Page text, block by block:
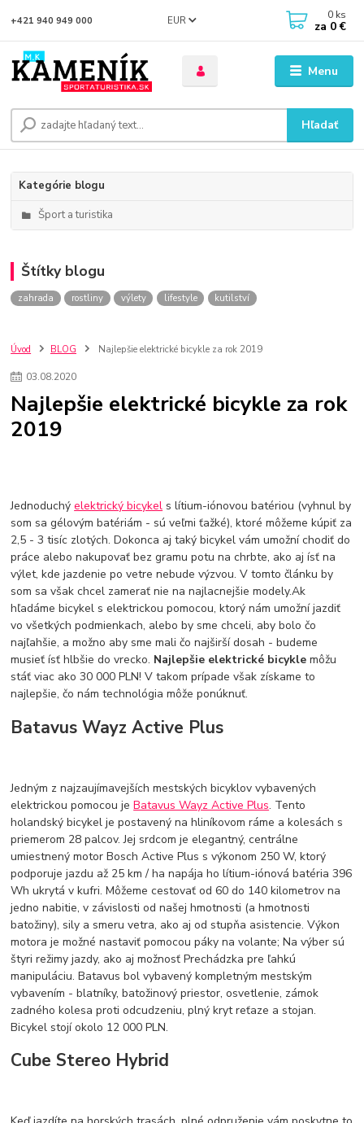
Menu
EUR
Hľadať
+421 940 949 000 0 ks
za 0 €
Kategórie blogu
Šport a turistika
Štítky blogu
zahrada rostliny výlety lifestyle kutilství
Úvod BLOG Najlepšie elektrické bicykle za rok 2019
03.08.2020
Najlepšie elektrické bicykle za rok
2019
Jednoduchýelektrický bicykel s lítium-iónovou batériou (vyhnul by
som sa gélovým batériám - sú veľmi ťažké), ktoré môžeme kúpiť za
2,5 - 3 tisíc zlotých. Dokonca aj taký bicykel vám umožní chodiť do
práce alebo nakupovať bez gramu potu na chrbte, ako aj ísť na
výlet, kde jazdenie po vetre nebude výzvou. V tomto článku by
som sa však chcel zamerať nie na najlacnejšie modely.Ak
hľadáme bicykel s elektrickou pomocou, ktorý nám umožní jazdiť
vo všetkých podmienkach, alebo by sme chceli, aby bolo čo
najľahšie, a možno aby sme mali čo najširší dosah - budeme
musieť ísť hlbšie do vrecko. Najlepšie elektrické bicyklemôžu
stáť viac ako 30 000 PLN! V takom prípade však získame to
najlepšie, čo nám technológia môže ponúknuť.
Batavus Wayz Active Plus
Jedným z najzaujímavejších mestských bicyklov vybavených
elektrickou pomocou jeBatavus Wayz Active Plus. Tento
holandský bicykel je postavený na hliníkovom ráme a kolesách s
priemerom 28 palcov. Jej srdcom je elegantný, centrálne
umiestnený motor Bosch Active Plus s výkonom 250 W, ktorý
podporuje jazdu až 25 km / ha napája ho lítium-iónová batéria 396
Wh ukrytá v kufri. Môžeme cestovať od 60 do 140 kilometrov na
jedno nabitie, v závislosti od našej hmotnosti (a hmotnosti
batožiny), sily a smeru vetra, ako aj od stupňa asistencie. Výkon
motora je možné nastaviť pomocou páky na volante; Na výber sú
štyri režimy jazdy, ako aj možnosť Prechádzka pre ľahkú
manipuláciu. Batavus bol vybavený kompletným mestským
vybavením - blatníky, batožinový priestor, osvetlenie, zámok
zadného kolesa proti odcudzeniu, plný kryt reťaze a stojan.
Bicykel stojí okolo 12 000 PLN.
Cube Stereo Hybrid